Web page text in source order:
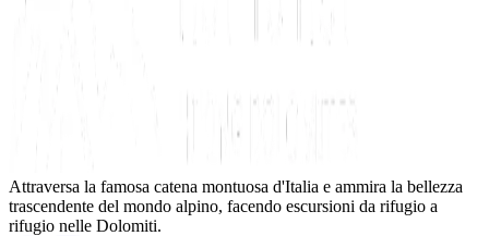
Attraversa la famosa catena montuosa d'Italia e ammira la bellezza
trascendente del mondo alpino, facendo escursioni da rifugio a
rifugio nelle Dolomiti.